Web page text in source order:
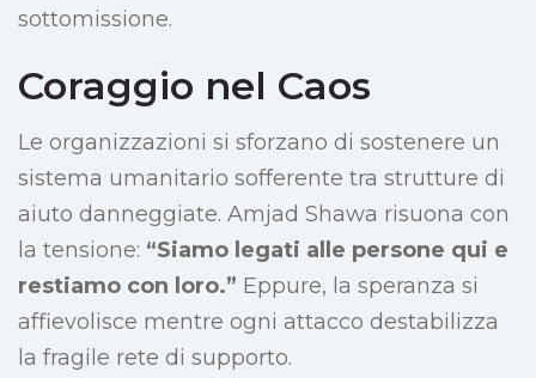
sottomissione.
Coraggio nel Caos
Le organizzazioni si sforzano di sostenere un
sistema umanitario sofferente tra strutture di
aiuto danneggiate. Amjad Shawa risuona con
la tensione: “Siamo legati alle persone qui e
restiamo con loro.” Eppure, la speranza si
affievolisce mentre ogni attacco destabilizza
la fragile rete di supporto.